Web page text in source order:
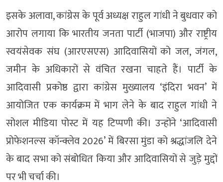
इसके अलावा, कांग्रेस के पूर्व अध्यक्ष राहुल गांधी ने बुधवार को
आरोप लगाया कि भारतीय जनता पार्टी (भाजपा) और राष्ट्रीय
स्वयंसेवक संघ (आरएसएस) आदिवासियों को जल, जंगल,
जमीन के अधिकारों से वंचित रखना चाहते हैं। पार्टी के
आदिवासी प्रकोष्ठ द्वारा कांग्रेस मुख्यालय ‘इंदिरा भवन’ में
आयोजित एक कार्यक्रम में भाग लेने के बाद राहुल गांधी ने
सोशल मीडिया पोस्ट में यह टिप्पणी की। उन्होंने ‘आदिवासी
प्रोफेशनल्स कॉन्क्लेव 2026’ में बिरसा मुंडा को श्रद्धांजलि देने
के बाद सभा को संबोधित किया और आदिवासियों से जुड़े मुद्दों
पर भी चर्चा की।